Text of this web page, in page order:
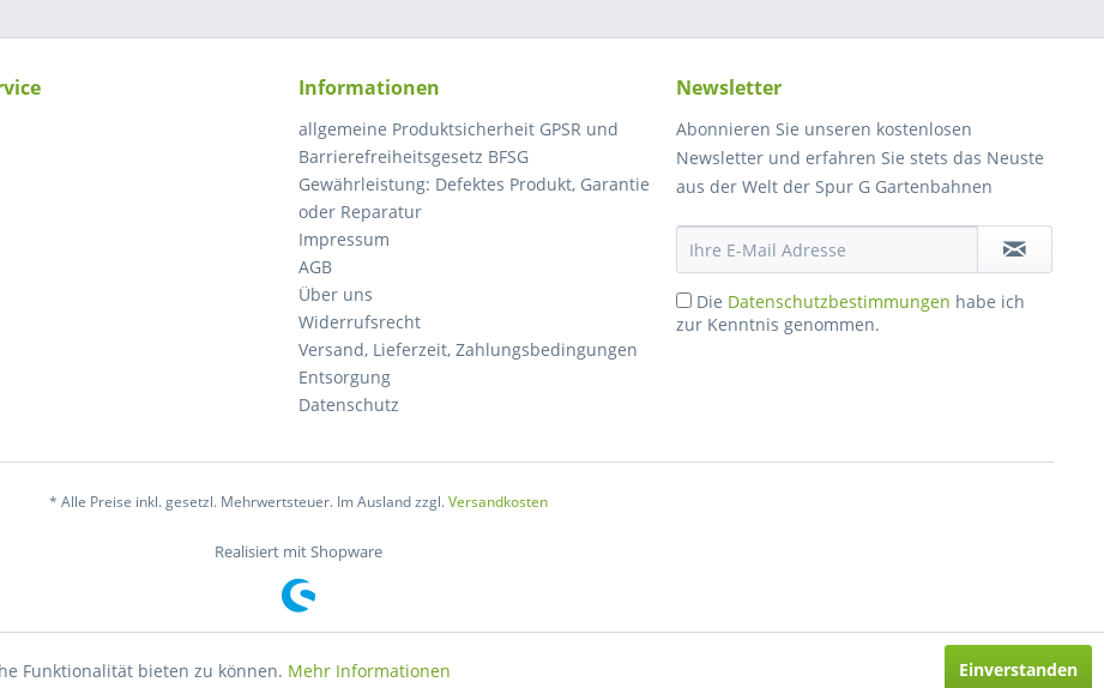
Informationen
allgemeine Produktsicherheit GPSR und
Barrierefreiheitsgesetz BFSG
Gewährleistung: Defektes Produkt, Garantie
oder Reparatur
Impressum
AGB
Über uns
Widerrufsrecht
Versand, Lieferzeit, Zahlungsbedingungen
Entsorgung
Datenschutz
Newsletter
Abonnieren Sie unseren kostenlosen
Newsletter und erfahren Sie stets das Neuste
aus der Welt der Spur G Gartenbahnen
Die Datenschutzbestimmungen habe ich
zur Kenntnis genommen.
* Alle Preise inkl. gesetzl. Mehrwertsteuer. Im Ausland zzgl.Versandkosten
Realisiert mit Shopware
Funktionalität bieten zu können. Mehr Informationen Einverstanden